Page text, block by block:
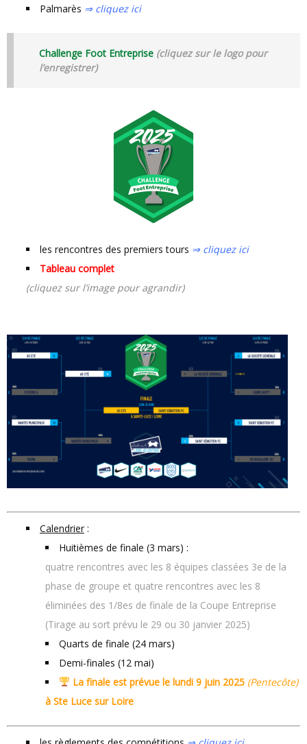
Palmarès ⇒ cliquez ici
Challenge Foot Entreprise (cliquez sur le logo pour
l’enregistrer)
les rencontres des premiers tours ⇒ cliquez ici
Tableau complet
(cliquez sur l’image pour agrandir)
Calendrier :
Huitièmes de finale (3 mars) :
quatre rencontres avec les 8 équipes classées 3e de la
phase de groupe et quatre rencontres avec les 8
éliminées des 1/8es de finale de la Coupe Entreprise
(Tirage au sort prévu le 29 ou 30 janvier 2025)
Quarts de finale (24 mars)
Demi-finales (12 mai)
La finale est prévue le lundi 9 juin 2025 (Pentecôte)
à Ste Luce sur Loire